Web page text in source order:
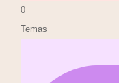
0
Temas